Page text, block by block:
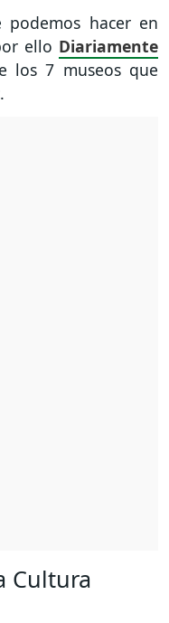
podemos hacer en
ello Diariamente
los 7 museos que
Cultura